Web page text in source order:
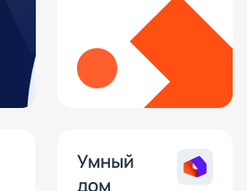
Умный
дом